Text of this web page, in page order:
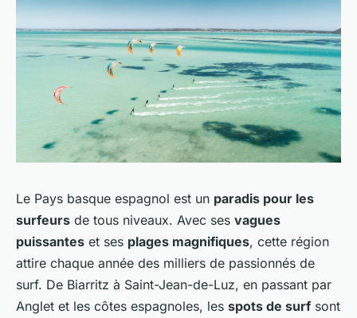
Le Pays basque espagnol est un paradis pour les
surfeurs de tous niveaux. Avec ses vagues
puissantes et ses plages magnifiques, cette région
attire chaque année des milliers de passionnés de
surf. De Biarritz à Saint-Jean-de-Luz, en passant par
Anglet et les côtes espagnoles, les spots de surf sont